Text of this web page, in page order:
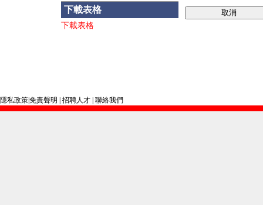
下載表格
下載表格
取消
隱私政策免責聲明 招聘人才 聯絡我們